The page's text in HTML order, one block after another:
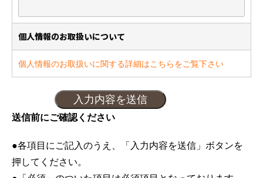
個人情報のお取扱いについて
個人情報のお取扱いに関する詳細はこちらをご覧下さい
送信前にご確認ください
●各項目にご記入のうえ、「入力内容を送信」ボタンを
押してください。